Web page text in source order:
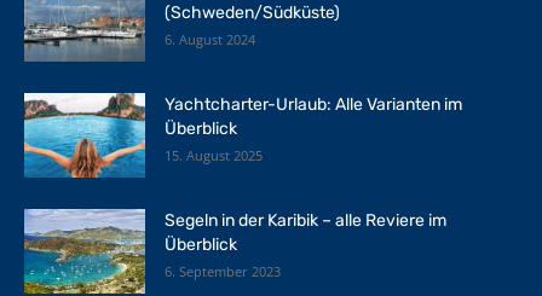
(Schweden/Südküste)
6. August 2024
Yachtcharter-Urlaub: Alle Varianten im
Überblick
15. August 2025
Segeln in der Karibik – alle Reviere im
Überblick
6. September 2023